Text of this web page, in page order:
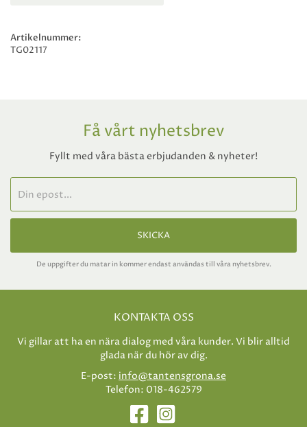
Artikelnummer:
TG02117
Få vårt nyhetsbrev
Fyllt med våra bästa erbjudanden & nyheter!
SKICKA
De uppgifter du matar in kommer endast användas till våra nyhetsbrev.
KONTAKTA OSS
Vi gillar att ha en nära dialog med våra kunder. Vi blir alltid
glada när du hör av dig.
E-post: info@tantensgrona.se
Telefon: 018-462579